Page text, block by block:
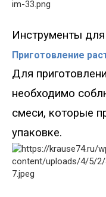
Инструменты
Приготовление
Для
необходимо
смеси, которые
упаковке.